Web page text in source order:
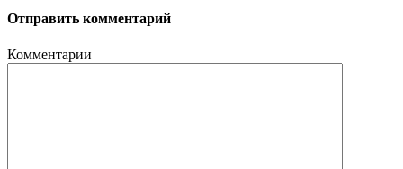
Отправить комментарий
Комментарии